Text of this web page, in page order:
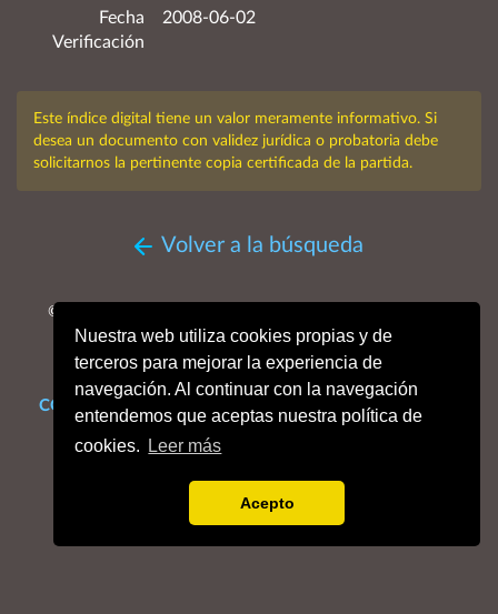
Nuestra web utiliza cookies propias y de
terceros para mejorar la experiencia de
navegación. Al continuar con la navegación
entendemos que aceptas nuestra política de
cookies.
Leer más
Acepto
Fecha
Verificación
2008-06-02
Este índice digital tiene un valor meramente informativo. Si
desea un documento con validez jurídica o probatoria debe
solicitarnos la pertinente copia certificada de la partida.
Volver a la búsqueda
© MMXXVI. Obispado de San Sebastián, Archivo Histórico
Diocesano.
Todos los derechos reservados.
CONTACTO Enlaces de interés
Dónde estamos
Aviso legal
Política de cookies